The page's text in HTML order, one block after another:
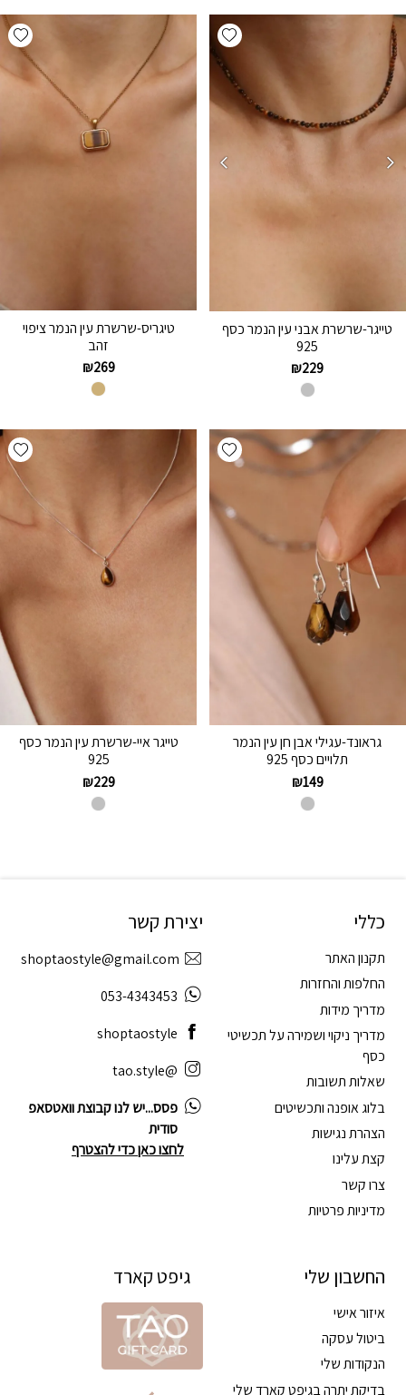
Add wishlist
טייגר-שרשרת אבני עין הנמר כסף
925
₪229
טיגריס-שרשרת עין הנמר ציפוי
זהב
₪269
Add wishlist
גראונד-עגילי אבן חן עין הנמר
תלויים כסף 925
₪149
טייגר איי-שרשרת עין הנמר כסף
925
₪229
כללי
תקנון האתר
החלפות והחזרות
מדריך מידות
מדריך ניקוי ושמירה על תכשיטי
כסף
שאלות תשובות
בלוג אופנה ותכשיטים
הצהרת נגישות
קצת עלינו
צרו קשר
מדיניות פרטיות
החשבון שלי
איזור אישי
ביטול עסקה
הנקודות שלי
בדיקת יתרה בגיפט קארד שלי
יצירת קשר
shoptaostyle@gmail.com
053-4343453
shoptaostyle
@tao.style
פסס...יש לנו קבוצת וואטסאפ
סודית
לחצו כאן כדי להצטרף
גיפט קארד